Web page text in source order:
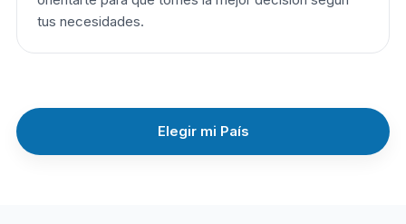
tus necesidades.
Elegir mi País